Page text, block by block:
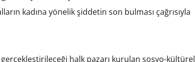
kadına yönelik şiddetin son bulması çağrısıyla
halk pazarı kurulan sosyo-kültürel